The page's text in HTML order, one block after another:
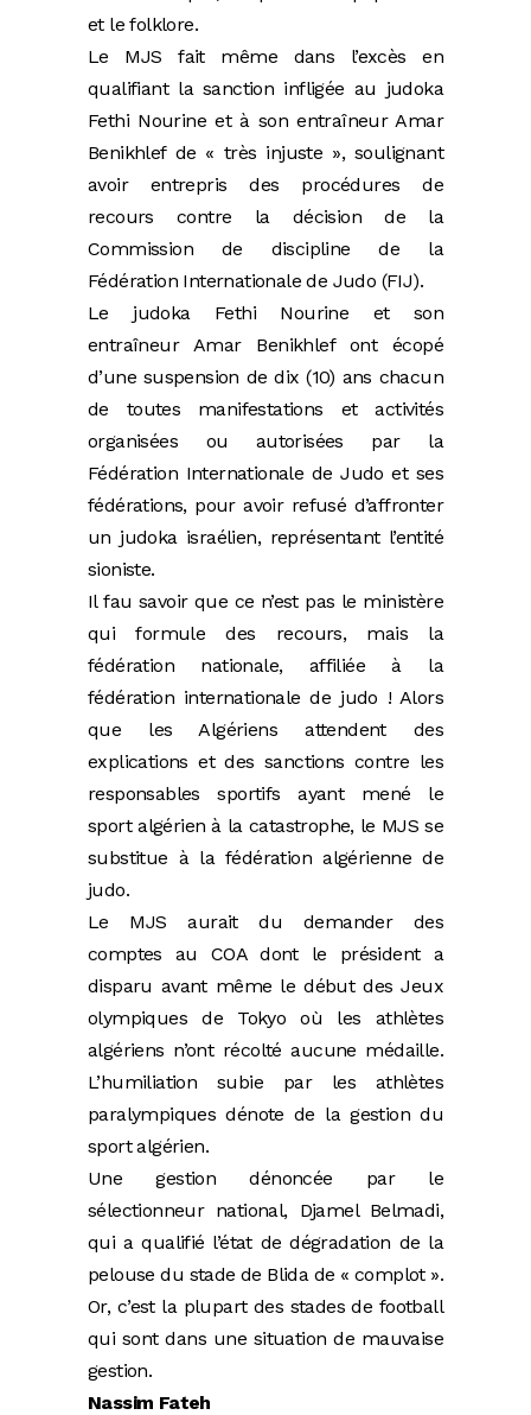
et le folklore.
Le MJS fait même dans l’excès en
qualifiant la sanction infligée au judoka
Fethi Nourine et à son entraîneur Amar
Benikhlef de « très injuste », soulignant
avoir entrepris des procédures de
recours contre la décision de la
Commission de discipline de la
Fédération Internationale de Judo (FIJ).
Le judoka Fethi Nourine et son
entraîneur Amar Benikhlef ont écopé
d’une suspension de dix (10) ans chacun
de toutes manifestations et activités
organisées ou autorisées par la
Fédération Internationale de Judo et ses
fédérations, pour avoir refusé d’affronter
un judoka israélien, représentant l’entité
sioniste.
Il fau savoir que ce n’est pas le ministère
qui formule des recours, mais la
fédération nationale, affiliée à la
fédération internationale de judo ! Alors
que les Algériens attendent des
explications et des sanctions contre les
responsables sportifs ayant mené le
sport algérien à la catastrophe, le MJS se
substitue à la fédération algérienne de
judo.
Le MJS aurait du demander des
comptes au COA dont le président a
disparu avant même le début des Jeux
olympiques de Tokyo où les athlètes
algériens n’ont récolté aucune médaille.
L’humiliation subie par les athlètes
paralympiques dénote de la gestion du
sport algérien.
Une gestion dénoncée par le
sélectionneur national, Djamel Belmadi,
qui a qualifié l’état de dégradation de la
pelouse du stade de Blida de « complot ».
Or, c’est la plupart des stades de football
qui sont dans une situation de mauvaise
gestion.
Nassim Fateh